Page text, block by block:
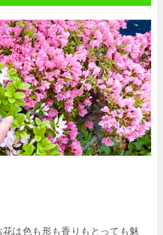
は色も形も香りもとっても魅